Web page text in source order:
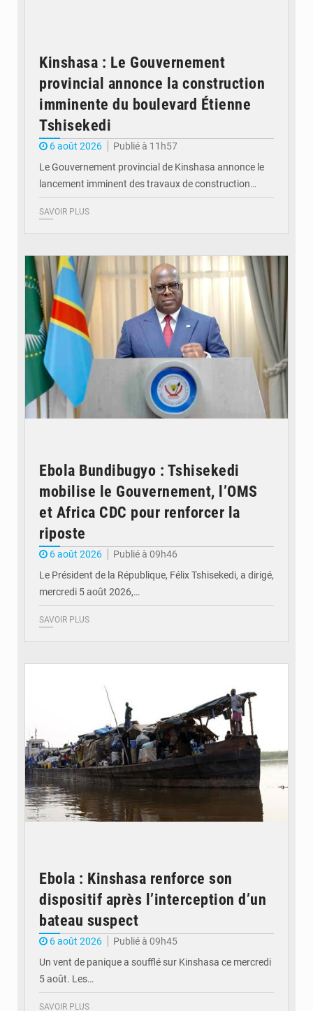
Kinshasa : Le Gouvernement
provincial annonce la construction
imminente du boulevard Étienne
Tshisekedi
6 août 2026
Publié à 11h57
Le Gouvernement provincial de Kinshasa annonce le
lancement imminent des travaux de construction…
SAVOIR PLUS
Ebola Bundibugyo : Tshisekedi
mobilise le Gouvernement, l’OMS
et Africa CDC pour renforcer la
riposte
6 août 2026
Publié à 09h46
Le Président de la République, Félix Tshisekedi, a dirigé,
mercredi 5 août 2026,…
SAVOIR PLUS
Ebola : Kinshasa renforce son
dispositif après l’interception d’un
bateau suspect
6 août 2026
Publié à 09h45
Un vent de panique a soufflé sur Kinshasa ce mercredi
5 août. Les…
SAVOIR PLUS